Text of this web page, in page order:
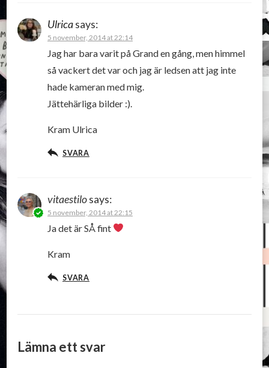
Ulricasays:
5 november, 2014 at 22:14
Jag har bara varit på Grand en gång, men himmel
så vackert det var och jag är ledsen att jag inte
hade kameran med mig.
Jättehärliga bilder :).
Kram Ulrica
SVARA
vitaestilosays:
5 november, 2014 at 22:15
Ja det är SÅ fint
Kram
SVARA
Lämna ett svar